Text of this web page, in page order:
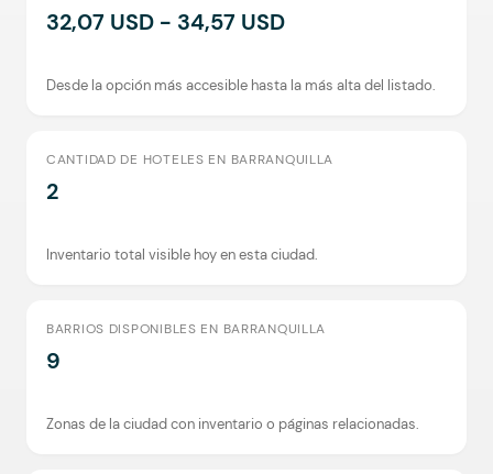
32,07 USD - 34,57 USD
Desde la opción más accesible hasta la más alta del listado.
CANTIDAD DE HOTELES EN BARRANQUILLA
2
Inventario total visible hoy en esta ciudad.
BARRIOS DISPONIBLES EN BARRANQUILLA
9
Zonas de la ciudad con inventario o páginas relacionadas.